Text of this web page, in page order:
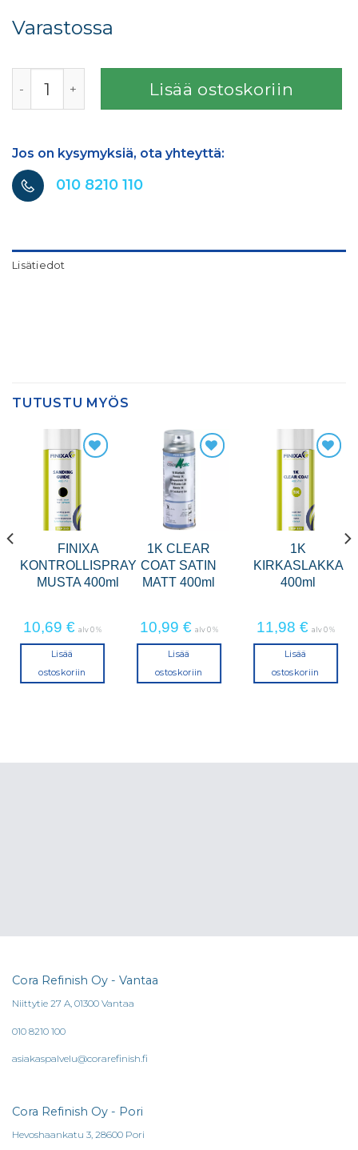
Varastossa
Lisää ostoskoriin
Jos on kysymyksiä, ota yhteyttä:
010 8210 110
Lisätiedot
TUTUSTU MYÖS
FINIXA
KONTROLLISPRAY
MUSTA 400ml
10,69 € alv 0 %
Lisää
ostoskoriin
1K CLEAR
COAT SATIN
MATT 400ml
10,99 € alv 0 %
Lisää
ostoskoriin
1K
KIRKASLAKKA
400ml
11,98 € alv 0 %
Lisää
ostoskoriin
Cora Refinish Oy - Vantaa
Niittytie 27 A, 01300 Vantaa
010 8210 100
asiakaspalvelu@corarefinish.fi
Cora Refinish Oy - Pori
Hevoshaankatu 3, 28600 Pori